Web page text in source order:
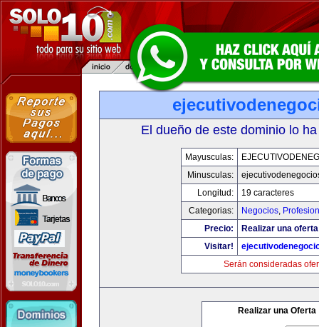
El dueño de este dominio lo
Mayusculas:
Minusculas:
Longitud:
19 caracteres
Categorias:
Negocios,
Precio:
Realizar una
Visitar!
Serán consideradas
Realizar una Oferta